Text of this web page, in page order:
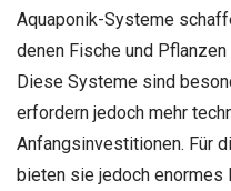
Aquaponik-Systeme
denen Fische und
Diese Systeme sind
erfordern jedoch mehr
Anfangsinvestitionen. Für
bieten sie jedoch enormes